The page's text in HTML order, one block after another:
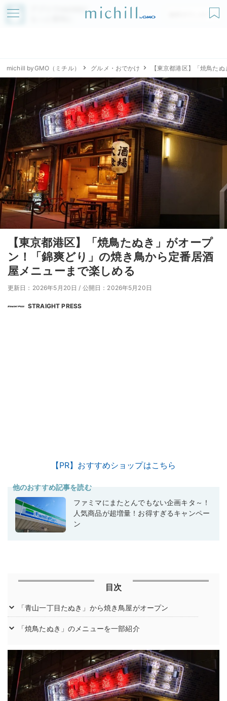
アプリでmichillが
無料ダウンロード
michill byGMO（ミチル） グルメ・おでかけ 【東京都港区】「焼鳥た
【東京都港区】「焼鳥たぬき」がオープ
ン！「錦爽どり」の焼き鳥から定番居酒
屋メニューまで楽しめる
更新日：2026年5月20日 / 公開日：2026年5月20日
STRAIGHT PRESS
【PR】おすすめショップはこちら
他のおすすめ記事を読む
ファミマにまたとんでもない企画キタ～！
人気商品が超増量！お得すぎるキャンペー
ン
目次
「青山一丁目たぬき」から焼き鳥屋がオープン
「焼鳥たぬき」のメニューを一部紹介